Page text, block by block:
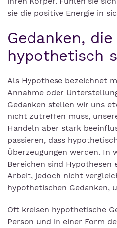
sie die positive Energie in
Gedanken, die
hypothetisch
Als Hypothese bezeichnet
Annahme oder
Gedanken stellen wir uns
nicht zutreffen muss,
Handeln aber stark
passieren, dass
Überzeugungen werden. In
Bereichen sind Hypothesen
Arbeit, jedoch nicht
hypothetischen Gedanken,
Oft kreisen hypothetische
Person und in einer Form